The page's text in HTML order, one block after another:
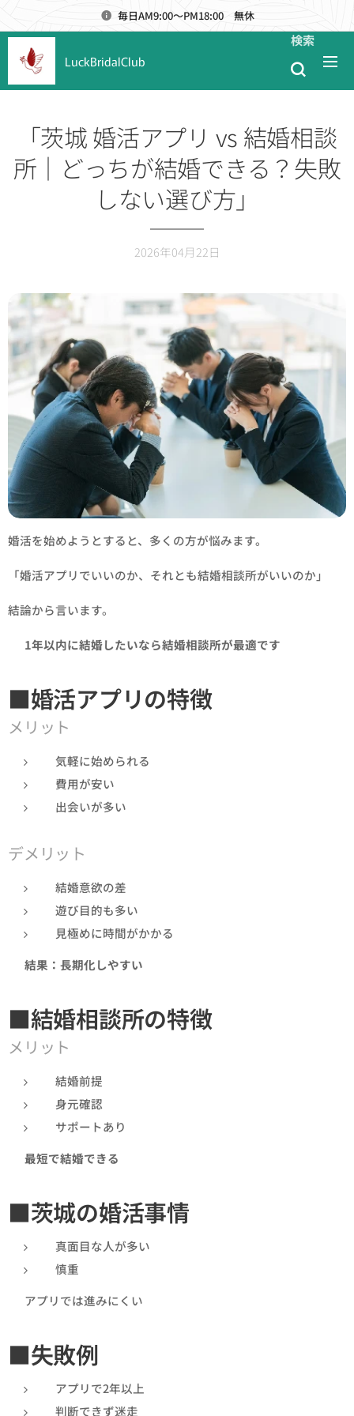
毎日AM9:00～PM18:00 無休
LuckBridalClub
検索
「茨城 婚活アプリ vs 結婚相談
所｜どっちが結婚できる？失敗
しない選び方」
2026年04月22日
婚活を始めようとすると、多くの方が悩みます。
「婚活アプリでいいのか、それとも結婚相談所がいいのか」
結論から言います。
1年以内に結婚したいなら結婚相談所が最適です
■婚活アプリの特徴
メリット
気軽に始められる
費用が安い
出会いが多い
デメリット
結婚意欲の差
遊び目的も多い
見極めに時間がかかる
結果：長期化しやすい
■結婚相談所の特徴
メリット
結婚前提
身元確認
サポートあり
最短で結婚できる
■茨城の婚活事情
真面目な人が多い
慎重
👉 アプリでは進みにくい
■失敗例
アプリで2年以上
判断できず迷走